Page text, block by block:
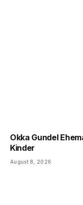
Okka Gundel
Kinder
August 8, 2026